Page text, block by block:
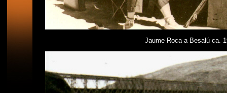
Jaume Roca a Besalú ca.